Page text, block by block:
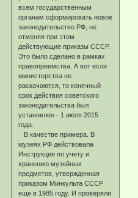
всем государственным
органам сформировать новое
законодательство РФ, не
отменяя при этом
действующие приказы СССР.
Это было сделано в рамках
правопреемства. А вот если
министерства не
раскачаются, то конечный
срок действия советского
законодательства был
установлен - 1 июля 2015
года.
В качестве примера. В
музеях РФ действовала
Инструкция по учету и
хранению музейных
предметов, утвержденная
приказом Минкульта СССР
еще в 1985 году. И проверяли